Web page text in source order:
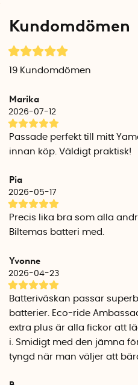
Anpassningsbar bärrem
Med en justerbar bärrem (46-
användas både som ryggsäck
enkelt att anpassa den för
ELBOLZO är utrustad med en
ytterfickor med dragkedjor,
tillgång till viktiga tillbehör
andra småsaker. Dessutom
Ergonomisk design
Väskan är ergonomiskt
belastningen och förebygga
cykelturer. Den vadderade
Gör så här
Placera ditt elcykelbatteri i
vill bära väskan som
justera remmen.
Kundomdömen
19 Kundomdömen
Marika
2026-07-12
Passade perfekt till mitt
innan köp. Väldigt praktisk!
Pia
2026-05-17
Precis lika bra som alla
Biltemas batteri med.
Yvonne
2026-04-23
Batteriväskan passar
batterier. Eco-ride
extra plus är alla fickor att
i. Smidigt med den jämna
tyngd när man väljer att